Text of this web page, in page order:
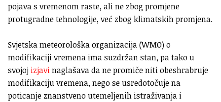
pojava s vremenom raste, ali ne zbog promjene
protugradne tehnologije, već zbog klimatskih promjena.
Svjetska meteorološka organizacija (WMO) o
modifikaciji vremena ima suzdržan stan, pa tako u
svojoj izjavinaglašava da ne promiče niti obeshrabruje
modifikaciju vremena, nego se usredotočuje na
poticanje znanstveno utemeljenih istraživanja i